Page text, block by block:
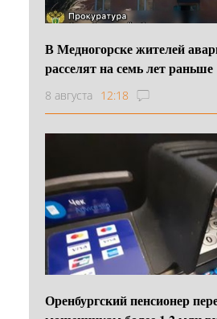
В Медногорске жителей
расселят на семь лет раньше
8 августа 12:18
Оренбургский пенсионер